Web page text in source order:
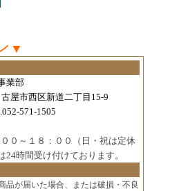
▼
業部
市西区新道二丁目15-9
571-1505
０～１８：００（日・祝は定休
24時間受け付けております。
品が届いた場合、または破損・不良